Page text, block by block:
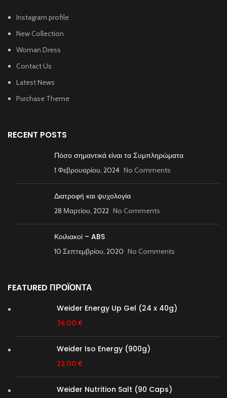
Instagram profile
New Collection
Woman Dress
Contact Us
Latest News
Purchase Theme
RECENT POSTS
Πόσο σημαντικά είναι τα Συμπληρώματα
1 Φεβρουαρίου, 2024 No Comments
Διατροφή και ψυχολογία
28 Μαρτίου, 2022 No Comments
Κοιλιακοί – ABS
10 Σεπτεμβρίου, 2020 No Comments
FEATURED ΠΡΟΪΟΝΤΑ
Weider Energy Up Gel (24 x 40g)
36,00 €
Weider Iso Energy (900g)
22,00 €
Weider Nutrition Salt (90 Caps)